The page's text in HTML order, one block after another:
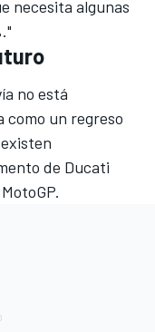
necesita algunas
no está
como un regreso
de Ducati